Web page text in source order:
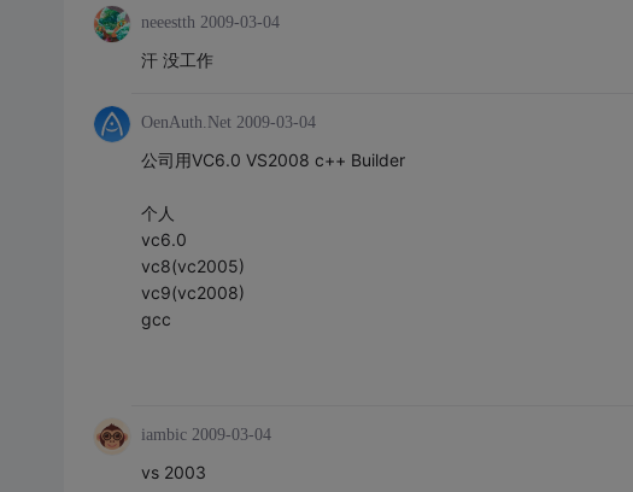
neeestth 2009-03-04
汗 没工作
OenAuth.Net 2009-03-04
公司用VC6.0 VS2008 c++ Builder
个人
vc6.0
vc8(vc2005)
vc9(vc2008)
gcc
iambic 2009-03-04
vs 2003